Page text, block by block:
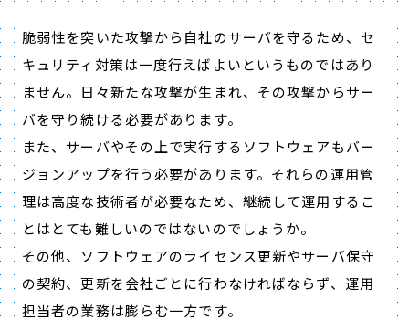
脆弱性を突いた攻撃から自社のサーバを守るため、セ
キュリティ対策は一度行えばよいというものではあり
ません。日々新たな攻撃が生まれ、その攻撃からサー
バを守り続ける必要があります。
また、サーバやその上で実行するソフトウェアもバー
ジョンアップを行う必要があります。それらの運用管
理は高度な技術者が必要なため、継続して運用するこ
とはとても難しいのではないのでしょうか。
その他、ソフトウェアのライセンス更新やサーバ保守
の契約、更新を会社ごとに行わなければならず、運用
担当者の業務は膨らむ一方です。